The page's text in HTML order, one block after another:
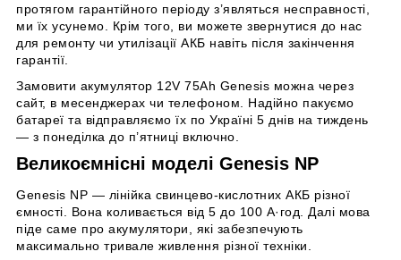
протягом гарантійного періоду з’являться несправності,
ми їх усунемо. Крім того, ви можете звернутися до нас
для ремонту чи утилізації АКБ навіть після закінчення
гарантії.
Замовити акумулятор 12V 75Ah Genesis можна через
сайт, в месенджерах чи телефоном. Надійно пакуємо
батареї та відправляємо їх по Україні 5 днів на тиждень
— з понеділка до п’ятниці включно.
Великоємнісні моделі Genesis NP
Genesis NP — лінійка свинцево-кислотних АКБ різної
ємності. Вона коливається від 5 до 100 А·год. Далі мова
піде саме про акумулятори, які забезпечують
максимально тривале живлення різної техніки.